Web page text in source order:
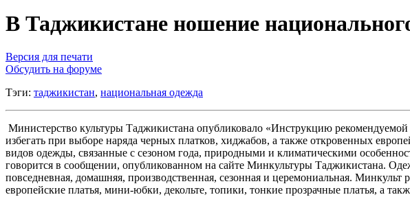
В Таджикистане ношение
Версия для печати
Обсудить на форуме
Тэги: таджикистан, национальная одежда
Министерство культуры Таджикистана опубликовало «Инструкцию
избегать при выборе наряда черных платков, хиджабов, а также откровенных
видов одежды, связанные с сезоном года, природными и климатическими
говорится в сообщении, опубликованном на сайте Минкультуры Таджикистана.
повседневная, домашняя, производственная, сезонная и церемониальная.
европейские платья, мини-юбки, декольте, топики, тонкие прозрачные платья, а